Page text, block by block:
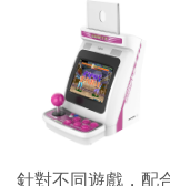
針對不同遊戲，配